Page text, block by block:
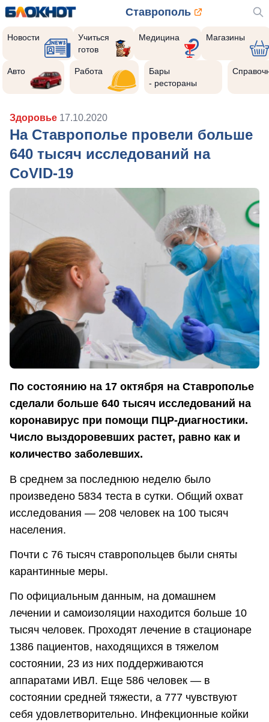
Ставрополь
Новости
Учиться
готов
Медицина Магазины
Авто Работа
Бары
- рестораны
Здоровье 17.10.2020
На Ставрополье провели больше
640 тысяч исследований на
CoVID-19
По состоянию на 17 октября на Ставрополье
сделали больше 640 тысяч исследований на
коронавирус при помощи ПЦР-диагностики.
Число выздоровевших растет, равно как и
количество заболевших.
В среднем за последнюю неделю было
произведено 5834 теста в сутки. Общий охват
исследования — 208 человек на 100 тысяч
населения.
Почти с 76 тысяч ставропольцев были сняты
карантинные меры.
По официальным данным, на домашнем
лечении и самоизоляции находится больше 10
тысяч человек. Проходят лечение в стационаре
1386 пациентов, находящихся в тяжелом
состоянии, 23 из них поддерживаются
аппаратами ИВЛ. Еще 586 человек — в
состоянии средней тяжести, а 777 чувствуют
себя удовлетворительно. Инфекционные койки